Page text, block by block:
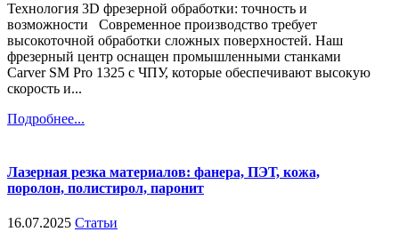
Технология 3D фрезерной обработки: точность и
возможности Современное производство требует
высокоточной обработки сложных поверхностей. Наш
фрезерный центр оснащен промышленными станками
Carver SM Pro 1325 с ЧПУ, которые обеспечивают высокую
скорость и...
Подробнее...
Лазерная резка материалов: фанера, ПЭТ, кожа,
поролон, полистирол, паронит
16.07.2025 Статьи